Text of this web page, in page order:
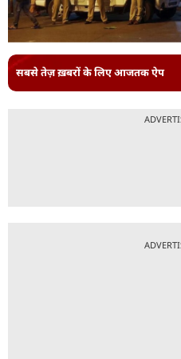
सबसे तेज़ ख़बरों के लिए आजतक ऐप